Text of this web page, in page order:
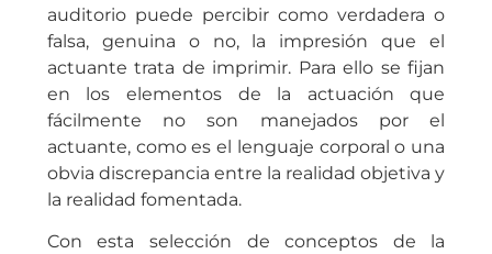
auditorio puede percibir como verdadera o
falsa, genuina o no, la impresión que el
actuante trata de imprimir. Para ello se fijan
en los elementos de la actuación que
fácilmente no son manejados por el
actuante, como es el lenguaje corporal o una
obvia discrepancia entre la realidad objetiva y
la realidad fomentada.
Con esta selección de conceptos de la